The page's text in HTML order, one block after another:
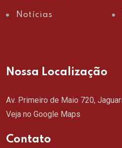
Notícias
Nossa Localização
Av. Primeiro de Maio 720,
Veja no Google Maps
Contato